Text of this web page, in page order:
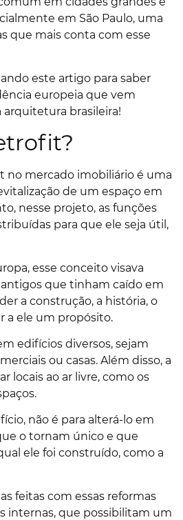
em São Paulo, uma
que mais conta com esse
este artigo para saber
europeia que vem
brasileira!
no mercado imobiliário é uma
de um espaço em
nesse projeto, as funções
para que ele seja útil,
esse conceito visava
que tinham caído em
a construção, a história, o
a ele um propósito.
edifícios diversos, sejam
ou casas. Além disso, a
locais ao ar livre, como os
não é para alterá-lo em
o tornam único e que
ele foi construído, como a
feitas com essas reformas
internas, que possibilitam um